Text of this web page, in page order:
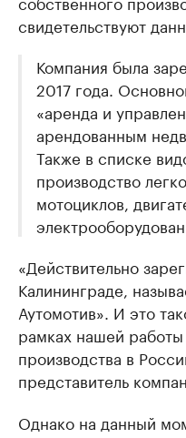
свидетельствуют
Компания была
2017 года.
«аренда и
арендованным
Также в списке
производство
мотоциклов,
«Действительно
Калининграде,
Аутомотив». И это
рамках нашей
производства в
представитель
Однако на данный